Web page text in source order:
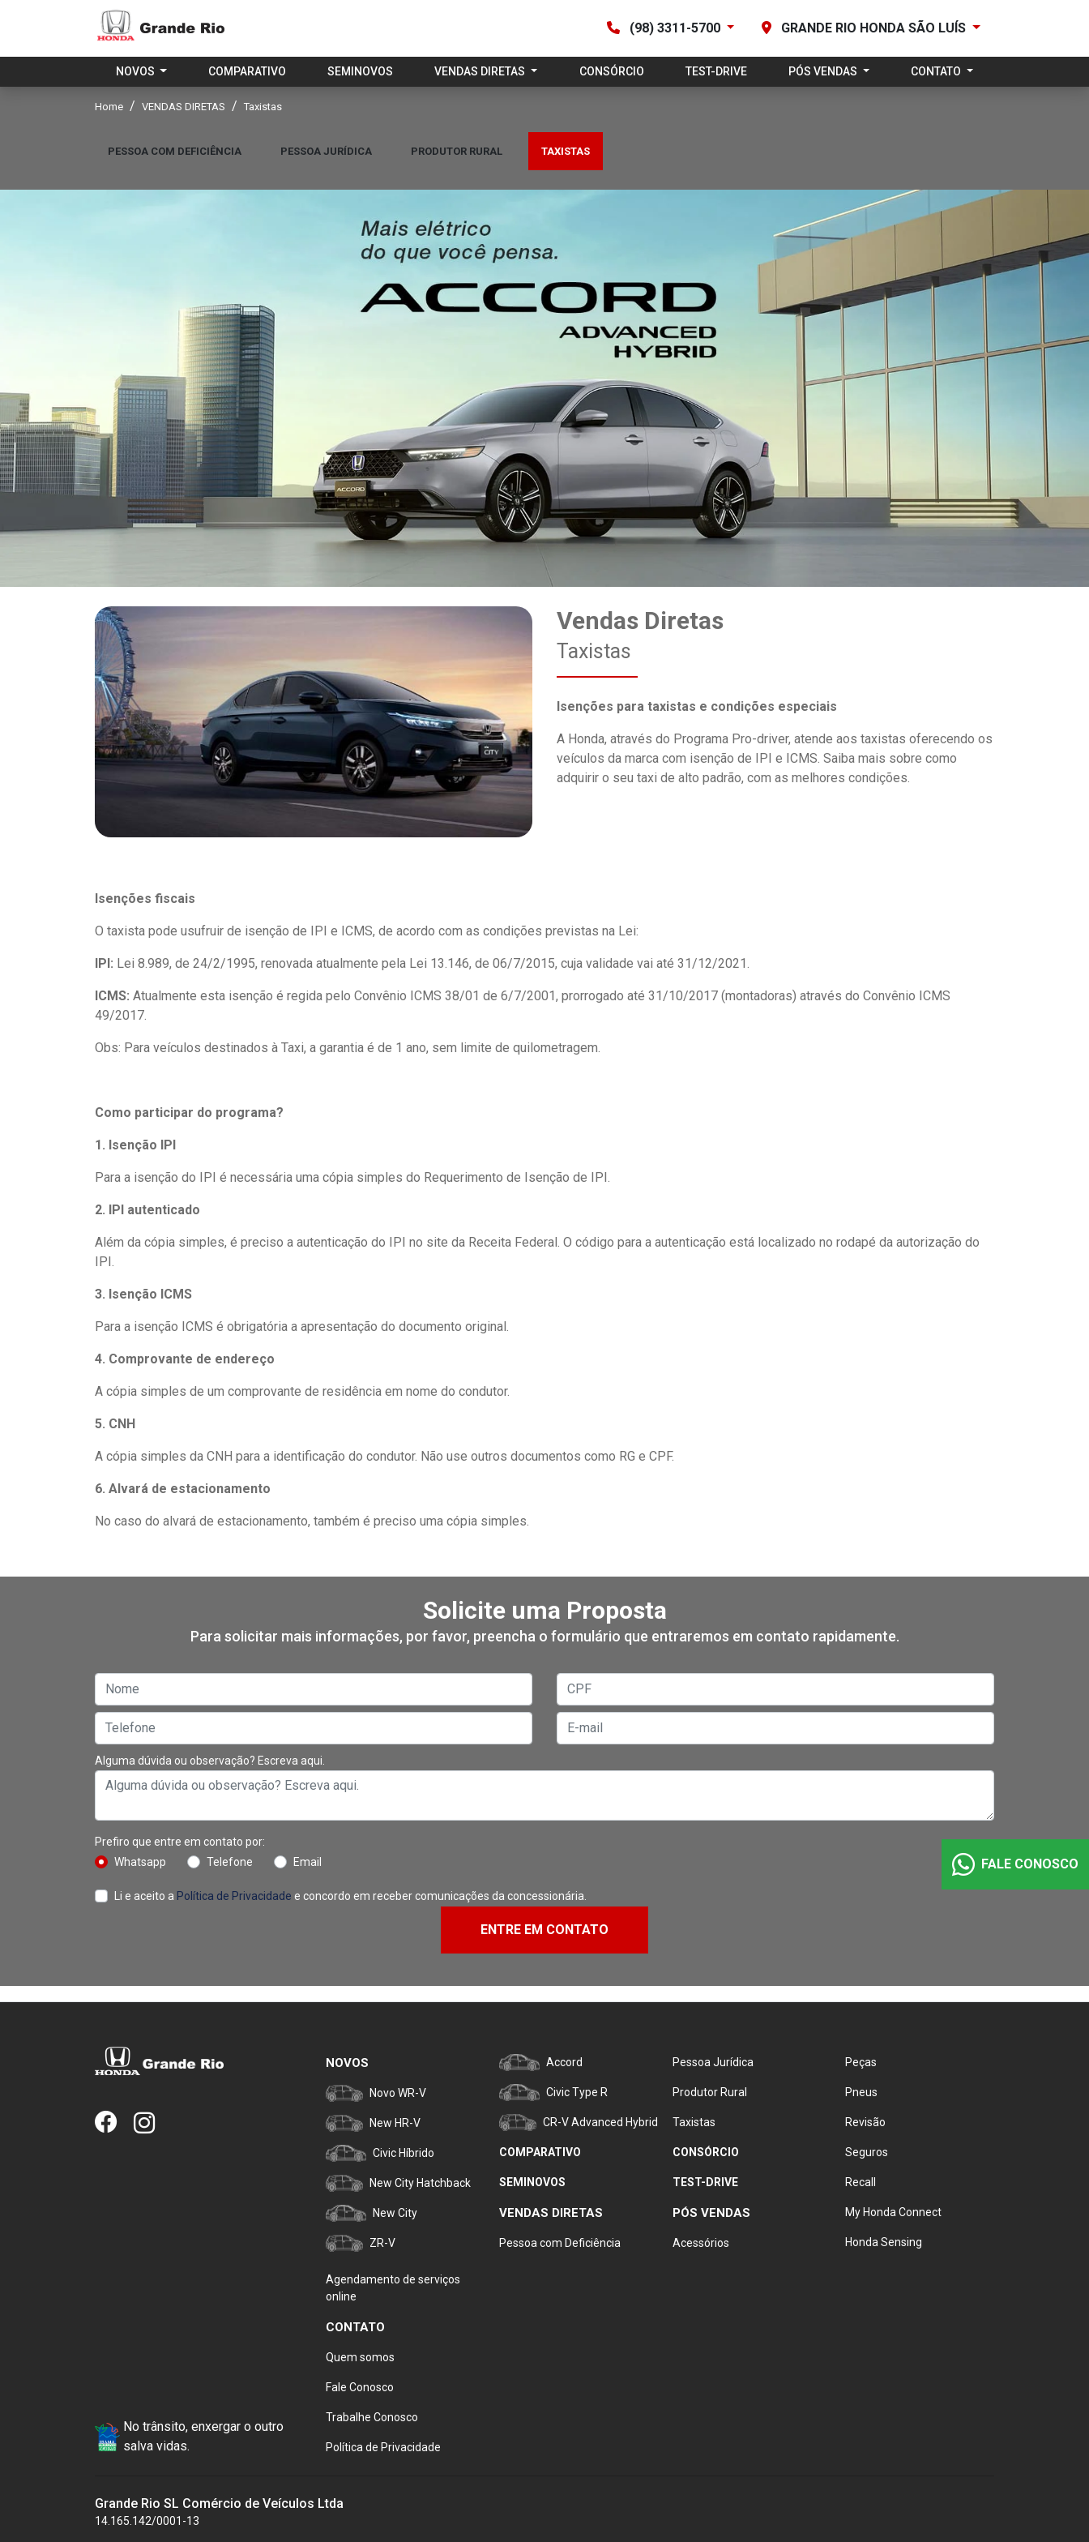
(98) 3311-5700 GRANDE RIO HONDA SÃO LUÍS
NOVOS COMPARATIVO SEMINOVOS VENDAS DIRETAS CONSÓRCIO TEST-DRIVE PÓS VENDAS CONTATO
Home VENDAS DIRETAS Taxistas
PESSOA COM DEFICIÊNCIA PESSOA JURÍDICA PRODUTOR RURAL TAXISTAS
Vendas Diretas
Taxistas
Isenções para taxistas e condições especiais
A Honda, através do Programa Pro-driver, atende aos taxistas oferecendo os
veículos da marca com isenção de IPI e ICMS. Saiba mais sobre como
adquirir o seu taxi de alto padrão, com as melhores condições.
Isenções fiscais
O taxista pode usufruir de isenção de IPI e ICMS, de acordo com as condições previstas na Lei:
IPI: Lei 8.989, de 24/2/1995, renovada atualmente pela Lei 13.146, de 06/7/2015, cuja validade vai até 31/12/2021.
ICMS: Atualmente esta isenção é regida pelo Convênio ICMS 38/01 de 6/7/2001, prorrogado até 31/10/2017 (montadoras) através do Convênio ICMS
49/2017.
Obs: Para veículos destinados à Taxi, a garantia é de 1 ano, sem limite de quilometragem.
Como participar do programa?
1. Isenção IPI
Para a isenção do IPI é necessária uma cópia simples do Requerimento de Isenção de IPI.
2. IPI autenticado
Além da cópia simples, é preciso a autenticação do IPI no site da Receita Federal. O código para a autenticação está localizado no rodapé da autorização do
IPI.
3. Isenção ICMS
Para a isenção ICMS é obrigatória a apresentação do documento original.
4. Comprovante de endereço
A cópia simples de um comprovante de residência em nome do condutor.
5. CNH
A cópia simples da CNH para a identificação do condutor. Não use outros documentos como RG e CPF.
6. Alvará de estacionamento
No caso do alvará de estacionamento, também é preciso uma cópia simples.
Solicite uma Proposta
Para solicitar mais informações, por favor, preencha o formulário que entraremos em contato rapidamente.
Alguma dúvida ou observação? Escreva aqui.
Prefiro que entre em contato por:
Whatsapp
Telefone Email
Li e aceito a Política de Privacidade e concordo em receber comunicações da concessionária.
ENTRE EM CONTATO
No trânsito, enxergar o outro
salva vidas.
NOVOS
Novo WR-V
New HR-V
Civic Híbrido
New City Hatchback
New City
ZR-V
Accord
Civic Type R
CR-V Advanced Hybrid
COMPARATIVO
SEMINOVOS
VENDAS DIRETAS
Pessoa com Deficiência
Pessoa Jurídica
Produtor Rural
Taxistas
CONSÓRCIO
TEST-DRIVE
PÓS VENDAS
Acessórios
Peças
Pneus
Revisão
Seguros
Recall
My Honda Connect
Honda Sensing
Agendamento de serviços
online
CONTATO
Quem somos
Fale Conosco
Trabalhe Conosco
Política de Privacidade
Grande Rio SL Comércio de Veículos Ltda
14.165.142/0001-13
FALE CONOSCO